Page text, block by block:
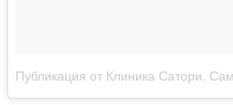
Публикация от Клиника Сатори.